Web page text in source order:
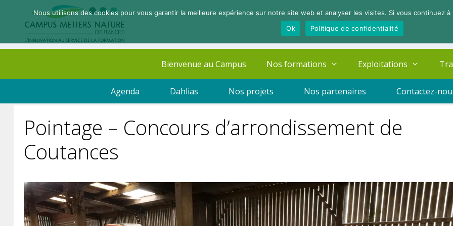
Bienvenue au Campus Nos formations Exploitations
Agenda Dahlias Nos projets Nos partenaires Contactez-
Pointage – Concours d’arrondissement de
Coutances
Nous utilisons des cookies pour vous garantir la meilleure expérience sur notre site web et analyser les visites. Si vous continuez
Ok
Politique de confidentialité